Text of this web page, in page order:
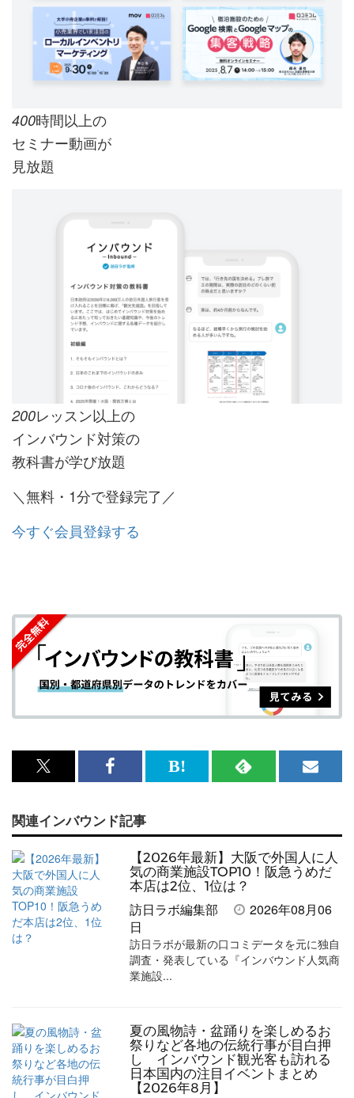
400時間以上の
セミナー動画が
見放題
200レッスン以上の
インバウンド対策の
教科書が学び放題
＼無料・1分で登録完了／
今すぐ会員登録する
x<br>
記
事
を
シ
ェ
Facebook<br>
記
は
ブ
ッ
ク
マ
ー
ク
追
加
RSS
事
を
購
す
る
メ
ガ
登
録
す
る
関連インバウンド記事
【2026年最新】大阪で外国人に人
気の商業施設TOP10！阪急うめだ
本店は2位、1位は？
訪日ラボ編集部
2026年08月06
日
訪日ラボが最新の口コミデータを元に独自
調査・発表している『インバウンド人気商
業施設...
夏の風物詩・盆踊りを楽しめるお
祭りなど各地の伝統行事が目白押
し インバウンド観光客も訪れる
日本国内の注目イベントまとめ
【2026年8月】